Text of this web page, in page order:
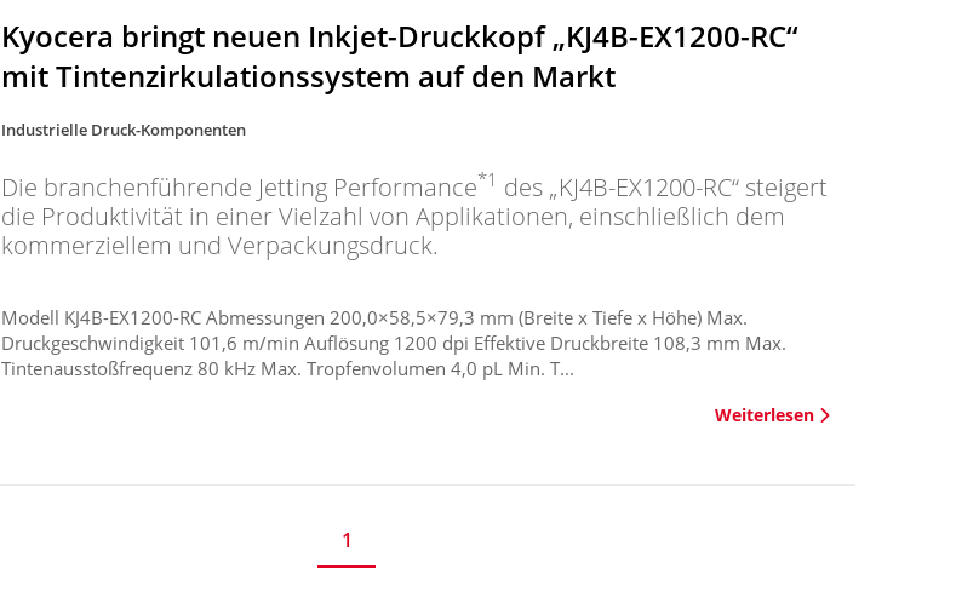
Kyocera bringt neuen Inkjet-Druckkopf „KJ4B-EX1200-RC“
mit Tintenzirkulationssystem auf den Markt
Industrielle Druck-Komponenten
Die branchenführende Jetting Performance*1 des „KJ4B-EX1200-RC“ steigert
die Produktivität in einer Vielzahl von Applikationen, einschließlich dem
kommerziellem und Verpackungsdruck.
Modell KJ4B-EX1200-RC Abmessungen 200,0×58,5×79,3 mm (Breite x Tiefe x Höhe) Max.
Druckgeschwindigkeit 101,6 m/min Auflösung 1200 dpi Effektive Druckbreite 108,3 mm Max.
Tintenausstoßfrequenz 80 kHz Max. Tropfenvolumen 4,0 pL Min. T...
Weiterlesen
1